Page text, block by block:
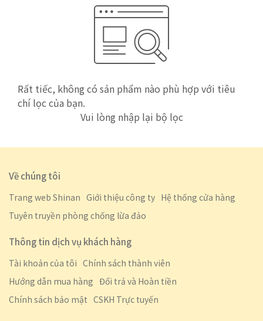
Rất tiếc, không có sản phẩm nào phù hợp với tiêu
chí lọc của bạn.
Vui lòng nhập lại bộ lọc
Về chúng tôi
Trang web Shinan Giới thiệu công ty Hệ thống cửa hàng
Tuyên truyền phòng chống lừa đảo
Thông tin dịch vụ khách hàng
Tài khoản của tôi Chính sách thành viên
Hướng dẫn mua hàng Đổi trả và Hoàn tiền
Chính sách bảo mật CSKH Trực tuyến